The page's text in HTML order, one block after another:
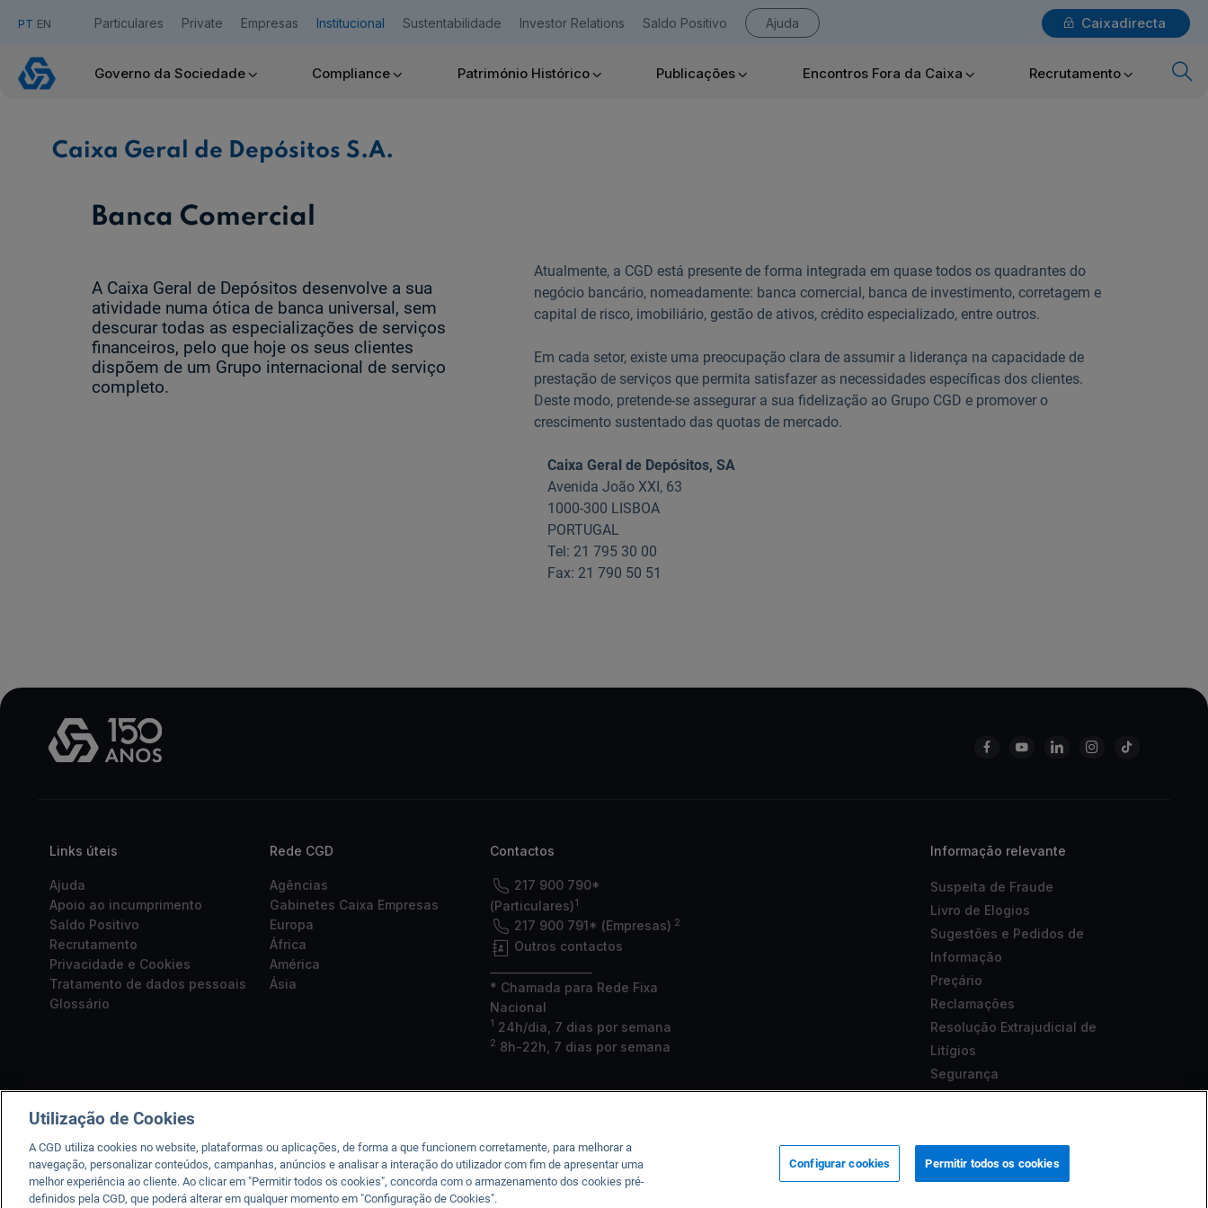
PT EN Particulares Private Empresas Institucional Sustentabilidade Investor Relations Saldo Positivo Ajuda Caixadirecta
Login
x
Saiba mais sobre a Chave Móvel Digital
Quero ser cliente:
Assinatura Digital de Documentos
Registo fornecedor confirming
Caixa
Geral
de
Depósitos
Governo da Sociedade Compliance Património Histórico Publicações Encontros Fora da Caixa Recrutamento
Caixa Geral de Depósitos S.A.
Banca Comercial
A Caixa Geral de Depósitos desenvolve a sua
atividade numa ótica de banca universal, sem
descurar todas as especializações de serviços
financeiros, pelo que hoje os seus clientes
dispõem de um Grupo internacional de serviço
completo.
Atualmente, a CGD está presente de forma integrada em quase todos os quadrantes do
negócio bancário, nomeadamente: banca comercial, banca de investimento, corretagem e
capital de risco, imobiliário, gestão de ativos, crédito especializado, entre outros.
Em cada setor, existe uma preocupação clara de assumir a liderança na capacidade de
prestação de serviços que permita satisfazer as necessidades específicas dos clientes.
Deste modo, pretende-se assegurar a sua fidelização ao Grupo CGD e promover o
crescimento sustentado das quotas de mercado.
Caixa Geral de Depósitos, SA
Avenida João XXI, 63
1000-300 LISBOA
PORTUGAL
Tel: 21 795 30 00
Fax: 21 790 50 51
Links úteis
Ajuda
Apoio ao incumprimento
Saldo Positivo
Recrutamento
Privacidade e Cookies
Tratamento de dados pessoais
Glossário
Rede CGD
Agências
Gabinetes Caixa Empresas
Europa
África
América
Ásia
Contactos
217 900 790*
(Particulares)1
217 900 791* (Empresas) 2
Outros contactos
* Chamada para Rede Fixa
Nacional
1 24h/dia, 7 dias por semana
2 8h-22h, 7 dias por semana
Informação relevante
Suspeita de Fraude
Livro de Elogios
Sugestões e Pedidos de
Informação
Preçário
Reclamações
Resolução Extrajudicial de
Litígios
Segurança
Aviso Legal
A CGD está registada junto do Banco de Portugal sob o n.º 35, da CMVM sob o n.º 125 e da ASF sob o nº 419501357.
Utilização de Cookies
A CGD utiliza cookies no website, plataformas ou aplicações, de forma a que funcionem corretamente, para melhorar a
navegação, personalizar conteúdos, campanhas, anúncios e analisar a interação do utilizador com fim de apresentar uma
melhor experiência ao cliente. Ao clicar em "Permitir todos os cookies", concorda com o armazenamento dos cookies pré-
definidos pela CGD, que poderá alterar em qualquer momento em "Configuração de Cookies".
Configurar cookies Permitir todos os cookies